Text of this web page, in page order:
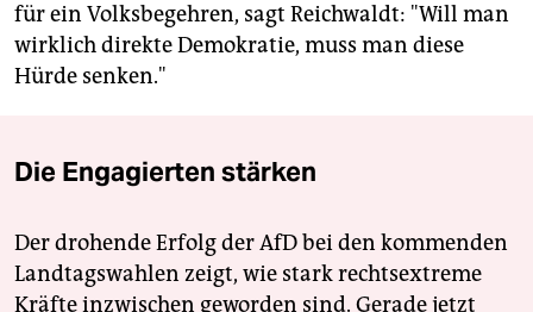
für ein Volksbegehren, sagt Reichwaldt: "Will man
wirklich direkte Demokratie, muss man diese
Hürde senken."
Die Engagierten stärken
Der drohende Erfolg der AfD bei den kommenden
Landtagswahlen zeigt, wie stark rechtsextreme
Kräfte inzwischen geworden sind. Gerade jetzt